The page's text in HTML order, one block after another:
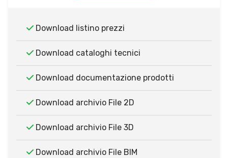
Download listino prezzi
Download cataloghi tecnici
Download documentazione prodotti
Download archivio File 2D
Download archivio File 3D
Download archivio File BIM